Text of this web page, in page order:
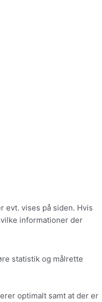
evt. vises på siden. Hvis
informationer der
statistik og målrette
optimalt samt at der er